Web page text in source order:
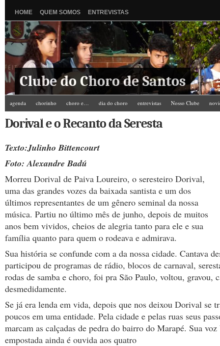
HOME QUEM SOMOS ENTREVISTAS
Clube do Choro de Santos
agenda chorinho choro e… dia do choro entrevistas Nosso Clube
Zé do Camarim
Dorival e o Recanto da Seresta
Texto:Julinho Bittencourt
Foto:Alexandre Badú
Morreu Dorival de Paiva Loureiro, o seresteiro Dorival,
uma das grandes vozes da baixada santista e um dos
últimos representantes de um gênero seminal da nossa
música. Partiu no último mês de junho, depois de muitos
anos bem vividos, cheios de alegria tanto para ele e sua
família quanto para quem o rodeava e admirava.
Sua história se confunde com a da nossa cidade. Cantava
participou de programas de rádio, blocos de carnaval,
rodas de samba e choro, foi pra São Paulo, voltou, gravou,
desmedidamente.
Se já era lenda em vida, depois que nos deixou Dorival se
poucos em uma entidade. Pela cidade e pelas ruas seus
marcam as calçadas de pedra do bairro do Marapé. Sua
empostada ainda é ouvida aos quatro